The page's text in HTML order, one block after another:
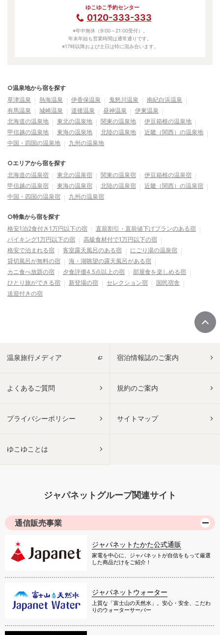
ゆこゆこ予約センター
0120-333-333
※年中無休（9:00～21:00受付）。
年末年始も営業時間は通常通りです。
※17時以降および土日は特に混み合います。
○温泉地から宿を探す
草津温泉
熱海温泉 伊香保温泉 鬼怒川温泉
南紀白浜温泉
有馬温泉
城崎温泉 道後温泉 昼神温泉
伊東温泉
北海道の温泉地
東北の温泉地 関東の温泉地
伊豆箱根の温泉地
甲信越の温泉地
東海の温泉地 北陸の温泉地
近畿（関西）の温泉地
中国・四国の温泉地
九州の温泉地
○エリアから宿を探す
北海道の温泉宿
東北の温泉宿 関東の温泉宿
伊豆箱根の温泉宿
甲信越の温泉宿
東海の温泉宿 北陸の温泉宿
近畿（関西）の温泉宿
中国・四国の温泉宿
九州の温泉宿
○特集から宿を探す
格安1泊2食付き1万円以下の宿
直前割引・直前値下げプランのある宿
バイキング1万円以下の宿
高級食材付で1万円以下の宿
格安で泊まれる宿
客室露天風呂のある宿
にごり湯の温泉宿
貸切風呂が無料の宿
海・湖眺望の露天風呂がある宿
カニ食べ放題の宿
夕食評価4.5点以上の宿
部屋食を楽しめる宿
ひとり旅ができる宿
新登場の宿 セレクション宿
国民宿舎
送迎付きの宿
温泉旅行メディア 宿泊情報誌のご案内
よくあるご質問 規約のご案内
プライバシーポリシー サイトマップ
ゆこゆことは
ジャパネットグループ関連サイト
通信販売事業
ジャパネットたかた公式通販
家電を中心に、ジャパネットが自信をもって厳選
した商品だけをご紹介！
ジャパネットウォーター
上質な「富士山の天然水」。安心・安全、こだわ
りのウォーターサーバー